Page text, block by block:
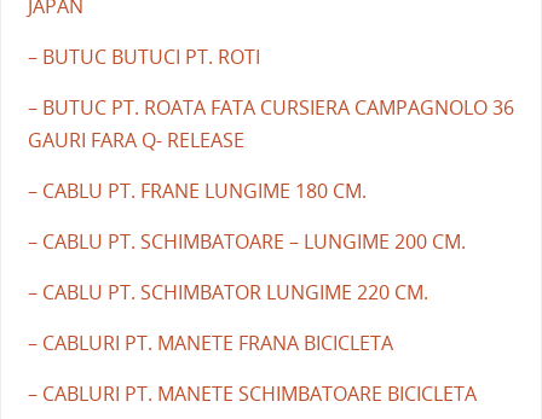
JAPAN
– BUTUC BUTUCI PT. ROTI
– BUTUC PT. ROATA FATA CURSIERA CAMPAGNOLO 36
GAURI FARA Q- RELEASE
– CABLU PT. FRANE LUNGIME 180 CM.
– CABLU PT. SCHIMBATOARE – LUNGIME 200 CM.
– CABLU PT. SCHIMBATOR LUNGIME 220 CM.
– CABLURI PT. MANETE FRANA BICICLETA
– CABLURI PT. MANETE SCHIMBATOARE BICICLETA